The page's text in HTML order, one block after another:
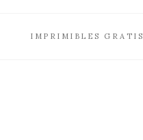
IMPRIMIBLES GRATIS